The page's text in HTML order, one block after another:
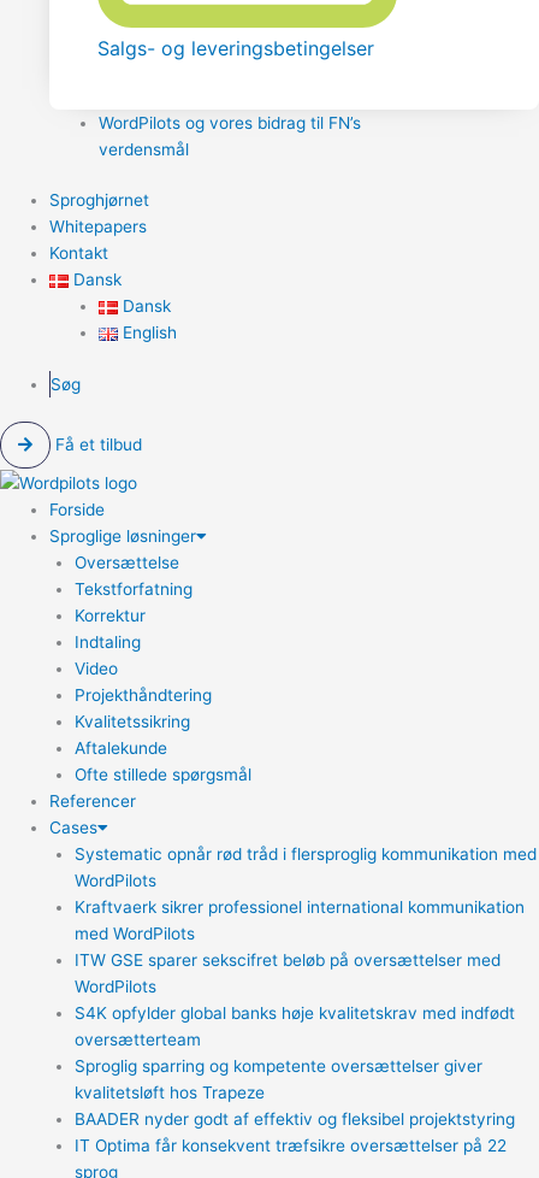
Salgs- og leveringsbetingelser
WordPilots og vores bidrag til FN’s
verdensmål
Sproghjørnet
Whitepapers
Kontakt
Dansk
Dansk
English
Søg
Få et tilbud
Forside
Sproglige løsninger
Oversættelse
Tekstforfatning
Korrektur
Indtaling
Video
Projekthåndtering
Kvalitetssikring
Aftalekunde
Ofte stillede spørgsmål
Referencer
Cases
Systematic opnår rød tråd i flersproglig kommunikation med
WordPilots
Kraftvaerk sikrer professionel international kommunikation
med WordPilots
ITW GSE sparer sekscifret beløb på oversættelser med
WordPilots
S4K opfylder global banks høje kvalitetskrav med indfødt
oversætterteam
Sproglig sparring og kompetente oversættelser giver
kvalitetsløft hos Trapeze
BAADER nyder godt af effektiv og fleksibel projektstyring
IT Optima får konsekvent træfsikre oversættelser på 22
sprog